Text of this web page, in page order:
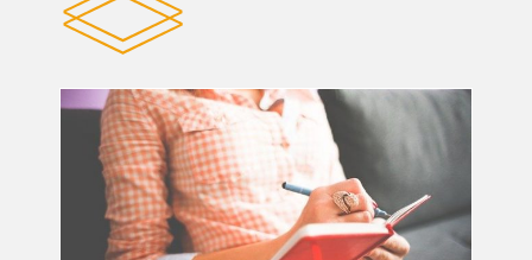
Een blog is geen
dagboek